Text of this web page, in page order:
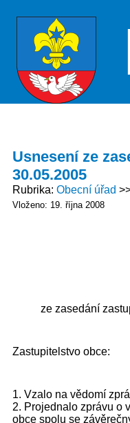
Usnesení ze
30.05.2005
Rubrika Obecní úřad
Vloženo: 19. října 2008
ze zasedání
Zastupitelstvo obce:
1. Vzalo na vědomí
2. Projednalo zprávu o
obce spolu se